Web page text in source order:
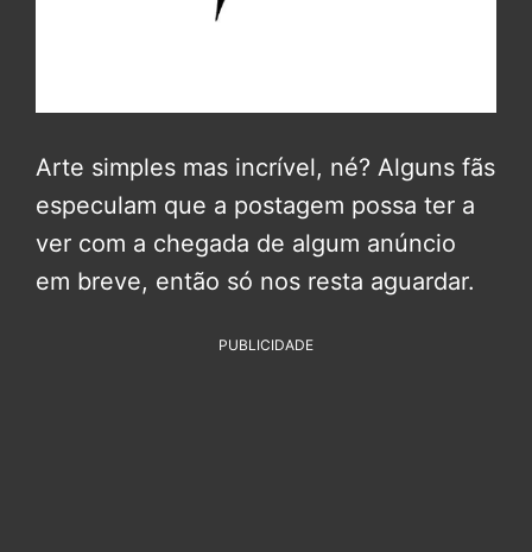
Arte simples mas incrível, né? Alguns fãs
especulam que a postagem possa ter a
ver com a chegada de algum anúncio
em breve, então só nos resta aguardar.
PUBLICIDADE